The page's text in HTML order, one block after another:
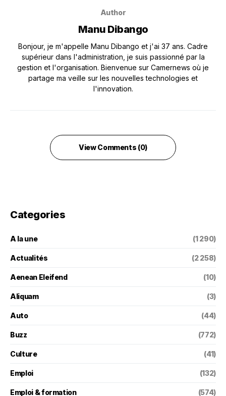
Author
Manu Dibango
Bonjour, je m'appelle Manu Dibango et j'ai 37 ans. Cadre
supérieur dans l'administration, je suis passionné par la
gestion et l'organisation. Bienvenue sur Camernews où je
partage ma veille sur les nouvelles technologies et
l'innovation.
View Comments (0)
Categories
A la une (1 290)
Actualités (2 258)
Aenean Eleifend (10)
Aliquam (3)
Auto (44)
Buzz (772)
Culture (41)
Emploi (132)
Emploi & formation (574)